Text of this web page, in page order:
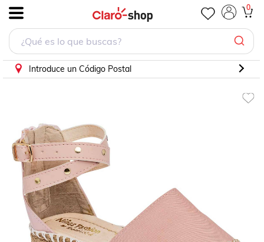
0
Introduce un Código Postal
Alpargatas Ninas fashion 229 Rosa